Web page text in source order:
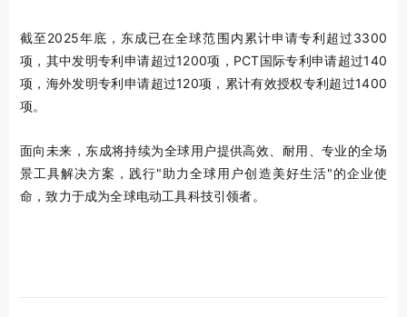
截至2025年底，东成已在全球范围内累计申请专利超过3300
项， 其中发明专利申请超过1200项 ，PCT国际专利申请超过140
项，海外发明专利申请超过120项，累计有效授权专利超过1400
项。
面向未来，东成将持续为全球用户提供高效、耐用、专业的全场
景工具解决方案，践行"助力全球用户创造美好生活"的企业使
命，致力于成为全球电动工具科技引领者。